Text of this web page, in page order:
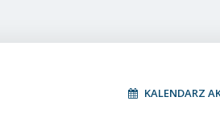
KALENDARZ